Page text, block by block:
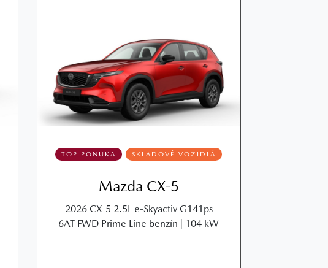
TOP PONUKA SKLADOVÉ VOZIDLÁ
Mazda CX-5
2026 CX-5 2.5L e-Skyactiv G141ps
6AT FWD Prime Line benzín | 104 kW